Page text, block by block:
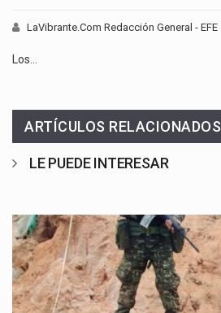
LaVibrante.Com Redacción General - EFE
Los…
ARTÍCULOS RELACIONADOS
LE PUEDE INTERESAR